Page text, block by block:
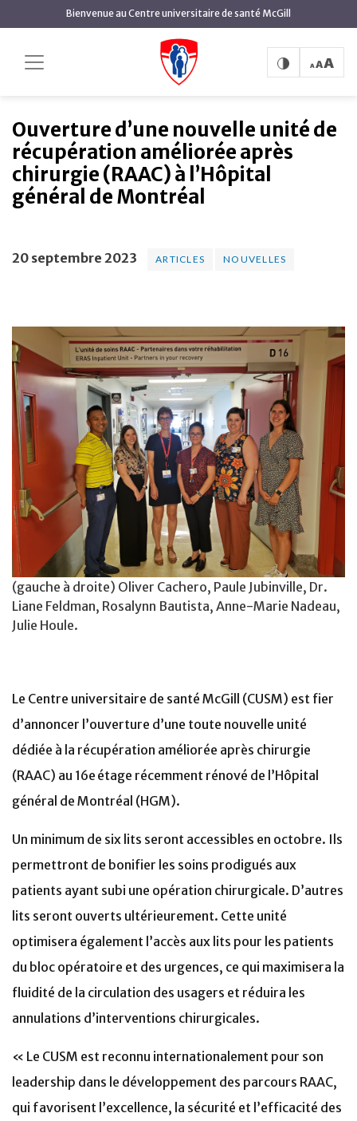
principal
Bienvenue au Centre universitaire de santé McGill
Articles
Ouverture d’une nouvelle
unité de récupération améliorée après chirurgie (RAAC)
à l’Hôpital général de Montréal
Ouverture d’une nouvelle unité de
récupération améliorée après
chirurgie (RAAC) à l’Hôpital
général de Montréal
20 septembre 2023 ARTICLES NOUVELLES
(gauche à droite) Oliver Cachero, Paule Jubinville, Dr.
Liane Feldman, Rosalynn Bautista, Anne-Marie Nadeau,
Julie Houle.
Le Centre universitaire de santé McGill (CUSM) est fier
d’annoncer l’ouverture d’une toute nouvelle unité
dédiée à la récupération améliorée après chirurgie
(RAAC) au 16e étage récemment rénové de l’Hôpital
général de Montréal (HGM).
Un minimum de six lits seront accessibles en octobre. Ils
permettront de bonifier les soins prodigués aux
patients ayant subi une opération chirurgicale. D’autres
lits seront ouverts ultérieurement. Cette unité
optimisera également l’accès aux lits pour les patients
du bloc opératoire et des urgences, ce qui maximisera la
fluidité de la circulation des usagers et réduira les
annulations d’interventions chirurgicales.
« Le CUSM est reconnu internationalement pour son
leadership dans le développement des parcours RAAC,
qui favorisent l’excellence, la sécurité et l’efficacité des